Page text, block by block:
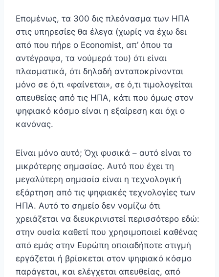
Επομένως, τα 300 δις πλεόνασμα των ΗΠΑ
στις υπηρεσίες θα έλεγα (χωρίς να έχω δει
από που πήρε ο Economist, απ’ όπου τα
αντέγραψα, τα νούμερά του) ότι είναι
πλασματικά, ότι δηλαδή ανταποκρίνονται
μόνο σε ό,τι «φαίνεται», σε ό,τι τιμολογείται
απευθείας από τις ΗΠΑ, κάτι που όμως στον
ψηφιακό κόσμο είναι η εξαίρεση και όχι ο
κανόνας.
Είναι μόνο αυτό; Όχι φυσικά – αυτό είναι το
μικρότερης σημασίας. Αυτό που έχει τη
μεγαλύτερη σημασία είναι η τεχνολογική
εξάρτηση από τις ψηφιακές τεχνολογίες των
ΗΠΑ. Αυτό το σημείο δεν νομίζω ότι
χρειάζεται να διευκρινιστεί περισσότερο εδώ:
στην ουσία καθετί που χρησιμοποιεί καθένας
από εμάς στην Ευρώπη οποιαδήποτε στιγμή
εργάζεται ή βρίσκεται στον ψηφιακό κόσμο
παράγεται, και ελέγχεται απευθείας, από